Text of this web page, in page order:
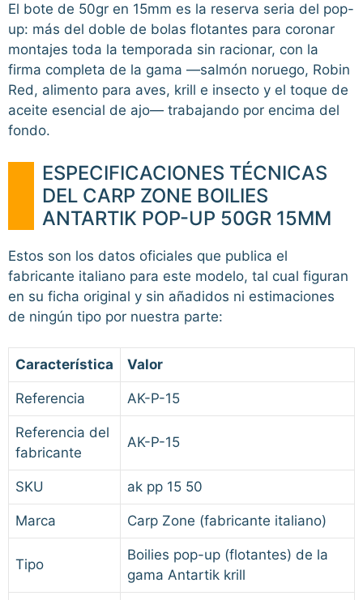
El bote de 50gr en 15mm es la reserva seria del pop-
up: más del doble de bolas flotantes para coronar
montajes toda la temporada sin racionar, con la
firma completa de la gama —salmón noruego, Robin
Red, alimento para aves, krill e insecto y el toque de
aceite esencial de ajo— trabajando por encima del
fondo.
ESPECIFICACIONES TÉCNICAS
DEL CARP ZONE BOILIES
ANTARTIK POP-UP 50GR 15MM
Estos son los datos oficiales que publica el
fabricante italiano para este modelo, tal cual figuran
en su ficha original y sin añadidos ni estimaciones
de ningún tipo por nuestra parte:
Característica Valor
Referencia AK-P-15
Referencia del
fabricante
AK-P-15
SKU ak pp 15 50
Marca Carp Zone (fabricante italiano)
Tipo
Boilies pop-up (flotantes) de la
gama Antartik krill